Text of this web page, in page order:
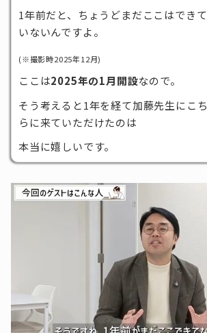
1年前だと、ちょうどまだここはできて
いないんですよ。
(※撮影時2025年12月)
ここは2025年の1月開設なので。
そう考えると1年を経て加藤先生にこち
らに来ていただけたのは
本当に嬉しいです。